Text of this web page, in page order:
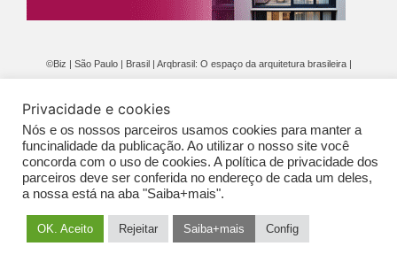
©Biz | São Paulo | Brasil | Arqbrasil: O espaço da arquitetura brasileira |
GERAIS DE PUBLICAÇÃO (CGP
Privacidade e cookies
Nós e os nossos parceiros usamos cookies para manter a
funcinalidade da publicação. Ao utilizar o nosso site você
concorda com o uso de cookies. A política de privacidade dos
parceiros deve ser conferida no endereço de cada um deles,
a nossa está na aba "Saiba+mais".
OK. Aceito Rejeitar Saiba+mais Config